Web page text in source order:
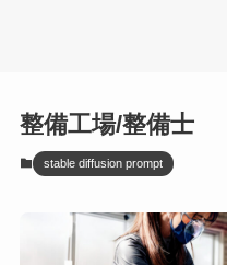
整備工場/整備士
stable diffusion prompt